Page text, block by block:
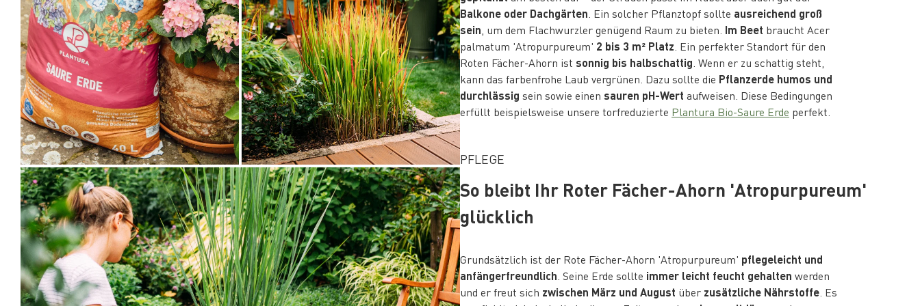
Balkone oder Dachgärten . Ein solcher Pflanztopf sollte ausreichend groß
sein , um dem Flachwurzler genügend Raum zu bieten. Im Beet braucht Acer
palmatum 'Atropurpureum' 2 bis 3 m² Platz . Ein perfekter Standort für den
Roten Fächer-Ahorn ist sonnig bis halbschattig . Wenn er zu schattig steht,
kann das farbenfrohe Laub vergrünen. Dazu sollte die Pflanzerde humos und
durchlässig sein sowie einen sauren pH-Wert aufweisen. Diese Bedingungen
erfüllt beispielsweise unsere torfreduzierte Plantura Bio-Saure Erde perfekt.
PFLEGE
So bleibt Ihr Roter Fächer-Ahorn 'Atropurpureum'
glücklich
Grundsätzlich ist der Rote Fächer-Ahorn 'Atropurpureum' pflegeleicht und
anfängerfreundlich . Seine Erde sollte immer leicht feucht gehalten werden
und er freut sich zwischen März und August über zusätzliche Nährstoffe . Es